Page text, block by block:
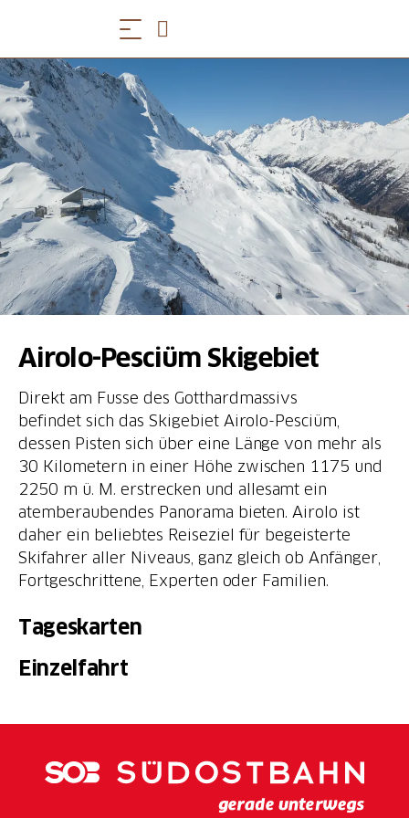
Airolo-Pesciüm Skigebiet
Direkt am Fusse des Gotthardmassivs
befindet sich das Skigebiet Airolo-Pesciüm,
dessen Pisten sich über eine Länge von mehr als
30 Kilometern in einer Höhe zwischen 1175 und
2250 m ü. M. erstrecken und allesamt ein
atemberaubendes Panorama bieten. Airolo ist
daher ein beliebtes Reiseziel für begeisterte
Skifahrer aller Niveaus, ganz gleich ob Anfänger,
Fortgeschrittene, Experten oder Familien.
Tageskarten
Einzelfahrt